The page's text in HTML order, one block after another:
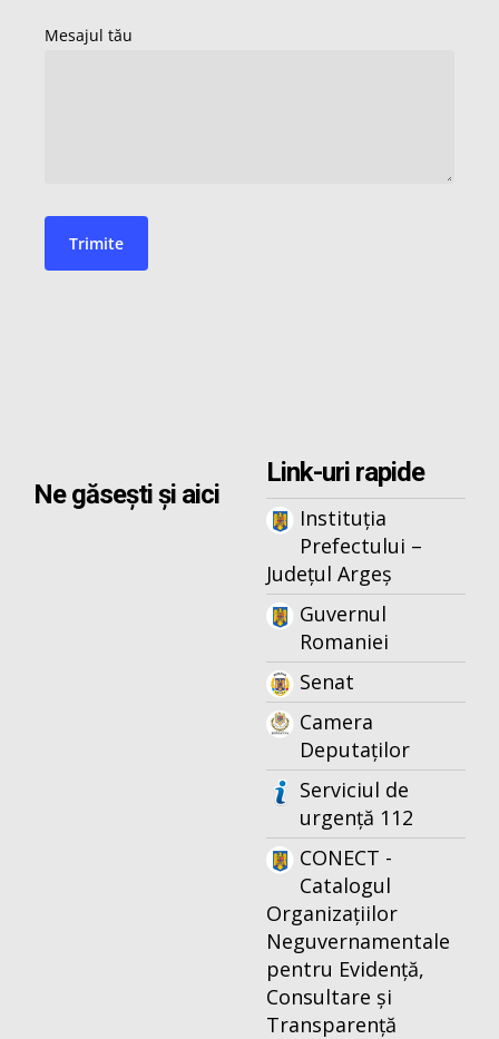
Ne găsești și aici
Link-uri rapide
Instituția
Prefectului –
Județul Argeș
Guvernul
Romaniei
Senat
Camera
Deputaților
Serviciul de
urgență 112
CONECT -
Catalogul
Organizațiilor
Neguvernamentale
pentru Evidență,
Consultare și
Transparență